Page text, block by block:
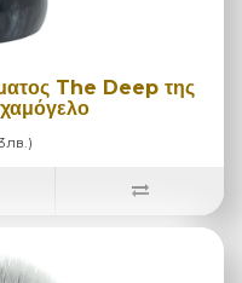
The Deep της